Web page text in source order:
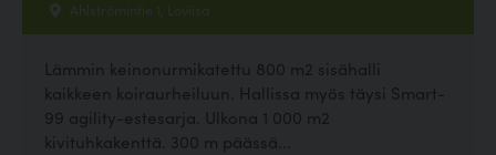
Ahlströmintie 1, Loviisa
Lämmin keinonurmikatettu 800 m2 sisähalli
kaikkeen koiraurheiluun. Hallissa myös täysi Smart-
99 agility-estesarja. Ulkona 1 000 m2
kivituhkakenttä. 300 m päässä...